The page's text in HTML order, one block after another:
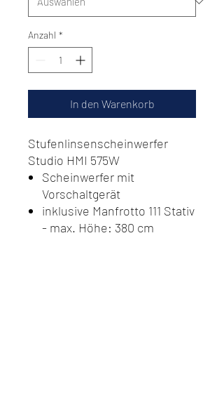
Anzahl *
In den Warenkorb
Stufenlinsenscheinwerfer
Studio HMI 575W
Scheinwerfer mit
Vorschaltgerät
inklusive Manfrotto 111 Stativ
- max. Höhe: 380 cm